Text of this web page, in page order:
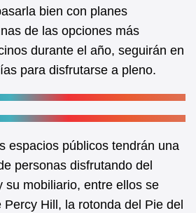
bien con planes
de las opciones más
durante el año, seguirán en
para disfrutarse a pleno.
espacios públicos tendrán una
personas disfrutando del
su mobiliario, entre ellos se
Hill, la rotonda del Pie del